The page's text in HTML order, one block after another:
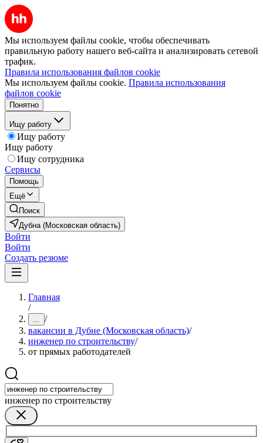
Мы используем файлы cookie, чтобы обеспечивать
правильную работу нашего веб-сайта и анализировать сетевой
трафик.
Правила использования файлов cookie
Мы используем файлы cookie. Правила использования
файлов cookie
Понятно
Ищу работу
Ищу работу
Ищу работу
Ищу сотрудника
Сервисы
Помощь
Ещё
Поиск
Дубна (Московская область)
Войти
Войти
Создать резюме
Главная
/
... /
вакансии в Дубне (Московская область)/
инженер по строительству/
от прямых работодателей
инженер по строительству